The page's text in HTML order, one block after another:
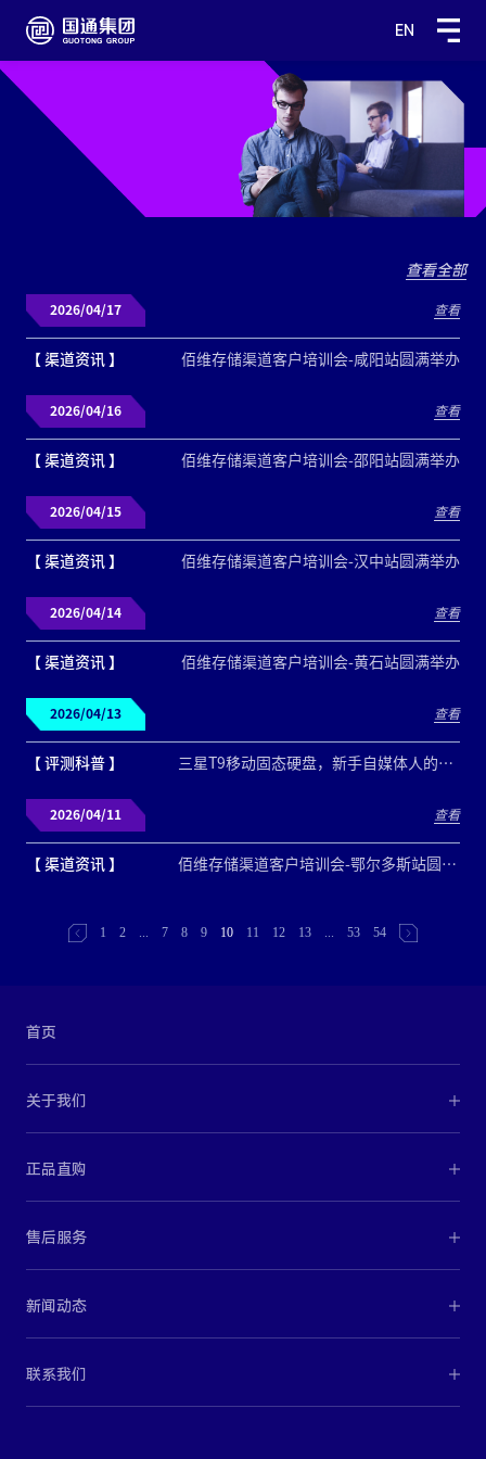
EN
查看全部
2026/04/17 查看
【 渠道资讯 】 佰维存储渠道客户培训会-咸阳站圆满举办
2026/04/16 查看
【 渠道资讯 】 佰维存储渠道客户培训会-邵阳站圆满举办
2026/04/15 查看
【 渠道资讯 】 佰维存储渠道客户培训会-汉中站圆满举办
2026/04/14 查看
【 渠道资讯 】 佰维存储渠道客户培训会-黄石站圆满举办
2026/04/13 查看
【 评测科普 】 三星T9移动固态硬盘，新手自媒体人的素材管理好搭档
2026/04/11 查看
【 渠道资讯 】 佰维存储渠道客户培训会-鄂尔多斯站圆满举办
1 2 ... 7 8 9 10 11 12 13 ... 53 54
首页
关于我们
正品直购
售后服务
新闻动态
联系我们